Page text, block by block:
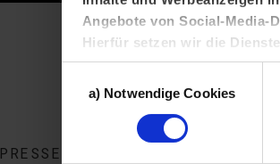
Angebote von Social-Media-
Hierfür setzen wir die
außerhalb der Europäischen
Ihren Daten gewonnenen
Cookie-Einstellungen
a) Notwendige Cookies
PRESSEBEREICH